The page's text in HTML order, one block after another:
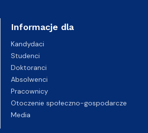
Informacje dla
Kandydaci
Studenci
Doktoranci
Absolwenci
Pracownicy
Otoczenie społeczno-gospodarcze
Media